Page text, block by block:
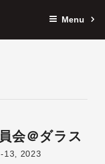
Menu
会＠ダラス
13, 2023